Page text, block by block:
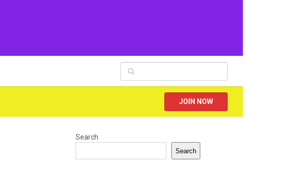
JOIN NOW
Search
Search